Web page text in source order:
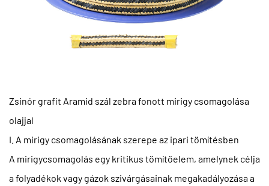
Zsinór grafit Aramid szál zebra fonott mirigy csomagolása
olajjal
I. A mirigy csomagolásának szerepe az ipari tömítésben
A mirigycsomagolás egy kritikus tömítőelem, amelynek célja
a folyadékok vagy gázok szivárgásainak megakadályozása a